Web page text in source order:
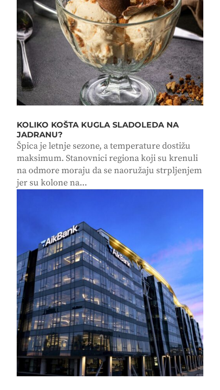
KOLIKO KOŠTA KUGLA SLADOLEDA NA
JADRANU?
Špica je letnje sezone, a temperature dostižu
maksimum. Stanovnici regiona koji su krenuli
na odmore moraju da se naoružaju strpljenjem
jer su kolone na...